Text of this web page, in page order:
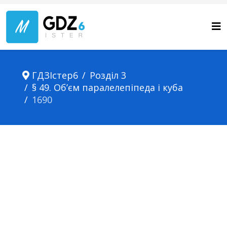
ГДЗІстер6
Розділ 3
§ 49. Об’єм паралелепіпеда і куба
1690